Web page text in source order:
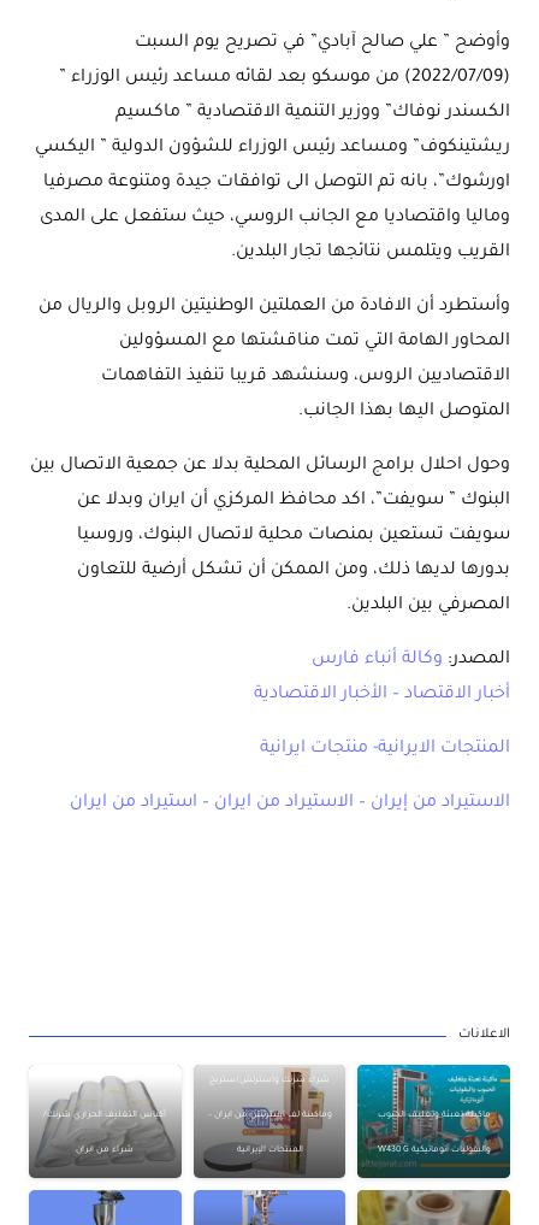
وأوضح ” علي صالح آبادي” في تصريح يوم السبت
(2022/07/09) من موسكو بعد لقائه مساعد رئيس الوزراء ”
الكسندر نوفاك” ووزير التنمية الاقتصادية ” ماكسيم
ريشتينكوف” ومساعد رئيس الوزراء للشؤون الدولية ” اليكسي
اورشوك”، بانه تم التوصل الى توافقات جيدة ومتنوعة مصرفيا
وماليا واقتصاديا مع الجانب الروسي، حيث ستفعل على المدى
القريب ويتلمس نتائجها تجار البلدين.
وأستطرد أن الافادة من العملتين الوطنيتين الروبل والريال من
المحاور الهامة التي تمت مناقشتها مع المسؤولين
الاقتصاديين الروس، وسنشهد قريبا تنفيذ التفاهمات
المتوصل اليها بهذا الجانب.
وحول احلال برامج الرسائل المحلية بدلا عن جمعية الاتصال بين
البنوك ” سويفت”، اكد محافظ المركزي أن ايران وبدلا عن
سويفت تستعين بمنصات محلية لاتصال البنوك، وروسيا
بدورها لديها ذلك، ومن الممكن أن تشكل أرضية للتعاون
المصرفي بين البلدين.
المصدر: وكالة أنباء فارس
أخبار الاقتصاد – الأخبار الاقتصادية
المنتجات الايرانية- منتجات ايرانية
الاستيراد من إيران – الاستيراد من ايران – استيراد من ايران
الاعلانات
ماكينة تعبئة وتغليف الحبوب
والبقوليات أتوماتيكية W430 G
شراء شرنك واسترتش/ستريج
وماكينة لف استرتش من ايران –
المنتجات الإيرانية
أكياس التغليف الحراري شرنك/
شراء من ايران